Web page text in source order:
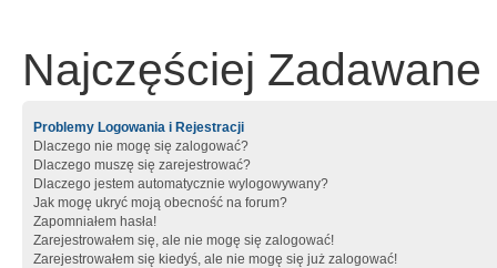
Najczęściej Zadawane
Problemy Logowania i Rejestracji
Dlaczego nie mogę się zalogować?
Dlaczego muszę się zarejestrować?
Dlaczego jestem automatycznie wylogowywany?
Jak mogę ukryć moją obecność na forum?
Zapomniałem hasła!
Zarejestrowałem się, ale nie mogę się zalogować!
Zarejestrowałem się kiedyś, ale nie mogę się już zalogować!